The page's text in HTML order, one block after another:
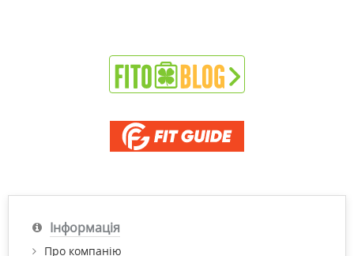
Інформація
Про компанію